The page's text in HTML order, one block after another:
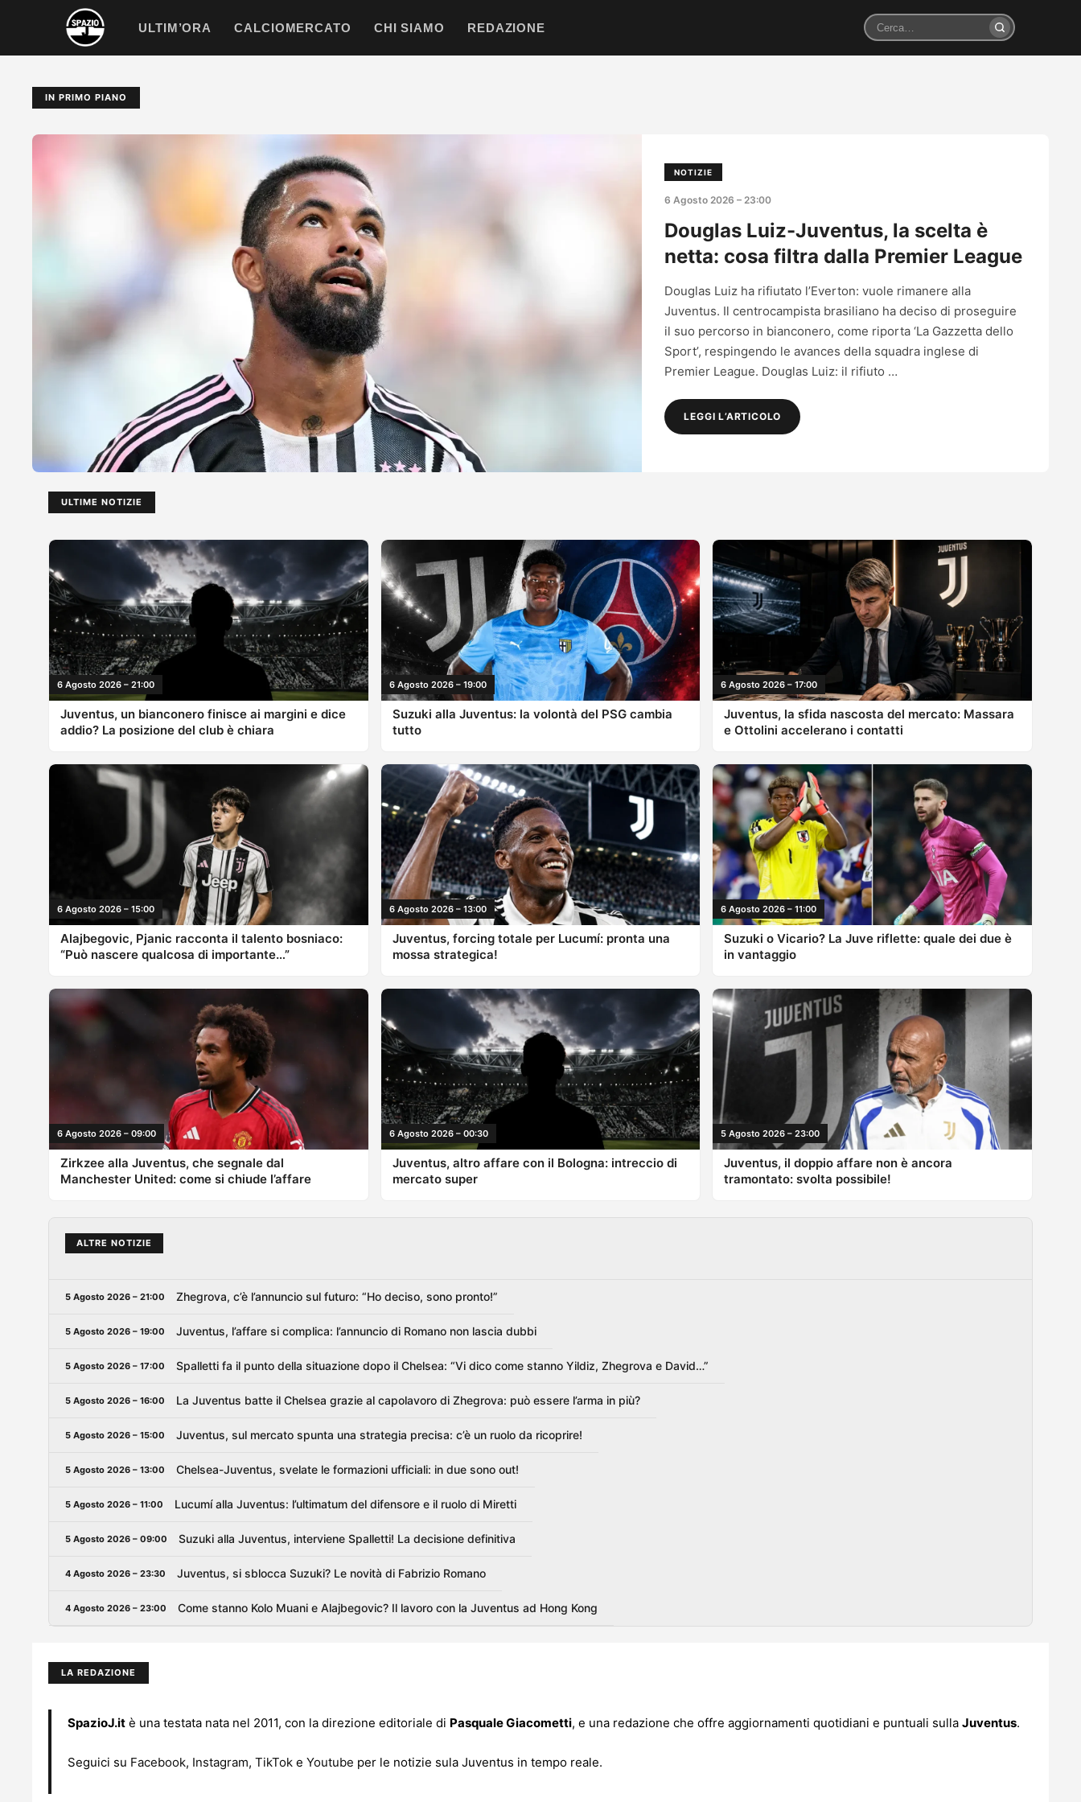
contenuto
ULTIM’ORA CALCIOMERCATO CHI SIAMO REDAZIONE
Cerca
IN PRIMO PIANO
NOTIZIE
6 Agosto 2026 – 23:00
Douglas Luiz-Juventus, la scelta è
netta: cosa filtra dalla Premier League
Douglas Luiz ha rifiutato l’Everton: vuole rimanere alla
Juventus. Il centrocampista brasiliano ha deciso di proseguire
il suo percorso in bianconero, come riporta ‘La Gazzetta dello
Sport’, respingendo le avances della squadra inglese di
Premier League. Douglas Luiz: il rifiuto …
LEGGI L’ARTICOLO
ULTIME NOTIZIE
6 Agosto 2026 – 21:00
Juventus, un bianconero finisce ai margini e dice
addio? La posizione del club è chiara
6 Agosto 2026 – 19:00
Suzuki alla Juventus: la volontà del PSG cambia
tutto
6 Agosto 2026 – 17:00
Juventus, la sfida nascosta del mercato: Massara
e Ottolini accelerano i contatti
6 Agosto 2026 – 15:00
Alajbegovic, Pjanic racconta il talento bosniaco:
“Può nascere qualcosa di importante…”
6 Agosto 2026 – 13:00
Juventus, forcing totale per Lucumí: pronta una
mossa strategica!
6 Agosto 2026 – 11:00
Suzuki o Vicario? La Juve riflette: quale dei due è
in vantaggio
6 Agosto 2026 – 09:00
Zirkzee alla Juventus, che segnale dal
Manchester United: come si chiude l’affare
6 Agosto 2026 – 00:30
Juventus, altro affare con il Bologna: intreccio di
mercato super
5 Agosto 2026 – 23:00
Juventus, il doppio affare non è ancora
tramontato: svolta possibile!
ALTRE NOTIZIE
5 Agosto 2026 – 21:00 Zhegrova, c’è l’annuncio sul futuro: “Ho deciso, sono pronto!”
5 Agosto 2026 – 19:00 Juventus, l’affare si complica: l’annuncio di Romano non lascia dubbi
5 Agosto 2026 – 17:00 Spalletti fa il punto della situazione dopo il Chelsea: “Vi dico come stanno Yildiz, Zhegrova e David…”
5 Agosto 2026 – 16:00 La Juventus batte il Chelsea grazie al capolavoro di Zhegrova: può essere l’arma in più?
5 Agosto 2026 – 15:00 Juventus, sul mercato spunta una strategia precisa: c’è un ruolo da ricoprire!
5 Agosto 2026 – 13:00 Chelsea-Juventus, svelate le formazioni ufficiali: in due sono out!
5 Agosto 2026 – 11:00 Lucumí alla Juventus: l’ultimatum del difensore e il ruolo di Miretti
5 Agosto 2026 – 09:00 Suzuki alla Juventus, interviene Spalletti! La decisione definitiva
4 Agosto 2026 – 23:30 Juventus, si sblocca Suzuki? Le novità di Fabrizio Romano
4 Agosto 2026 – 23:00 Come stanno Kolo Muani e Alajbegovic? Il lavoro con la Juventus ad Hong Kong
LA REDAZIONE
SpazioJ.it è una testata nata nel 2011, con la direzione editoriale di Pasquale Giacometti, e una redazione che offre aggiornamenti quotidiani e puntuali sulla Juventus.
Seguici su Facebook, Instagram, TikTok e Youtube per le notizie sula Juventus in tempo reale.